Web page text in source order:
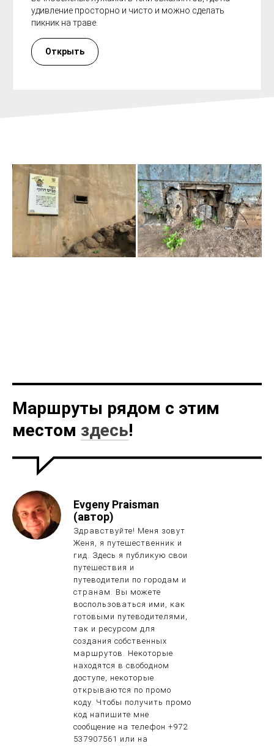
удивление просторно и чисто и можно сделать
пикник на траве.
Открыть
Маршруты рядом с этим
местом здесь!
Evgeny Praisman
(автор)
Здравствуйте! Меня зовут
Женя, я путешественник и
гид. Здесь я публикую свои
путешествия и
путеводители по городам и
странам. Вы можете
воспользоваться ими, как
готовыми путеводителями,
так и ресурсом для
создания собственных
маршрутов. Некоторые
находятся в свободном
доступе, некоторые
открываются по промо
коду. Чтобы получить промо
код напишите мне
сообщение на телефон +972
537907561 или на